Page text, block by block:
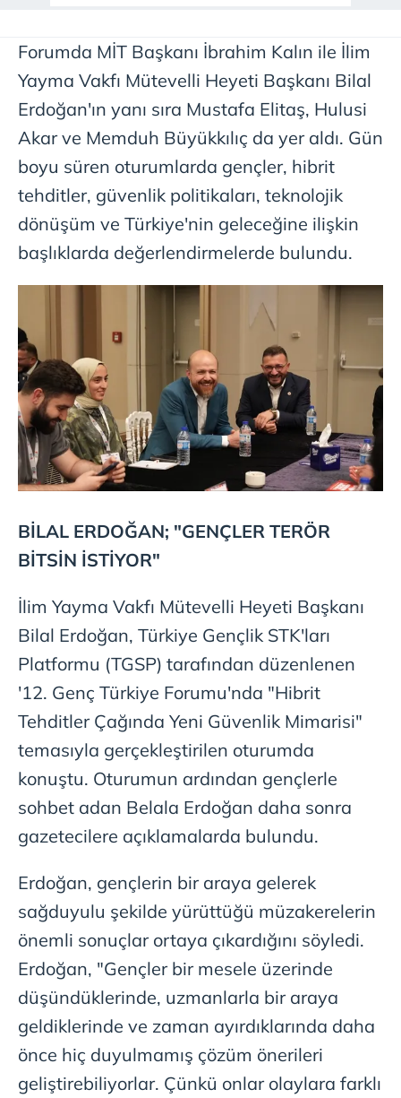
Forumda MİT Başkanı İbrahim Kalın ile İlim
Yayma Vakfı Mütevelli Heyeti Başkanı Bilal
Erdoğan'ın yanı sıra Mustafa Elitaş, Hulusi
Akar ve Memduh Büyükkılıç da yer aldı. Gün
boyu süren oturumlarda gençler, hibrit
tehditler, güvenlik politikaları, teknolojik
dönüşüm ve Türkiye'nin geleceğine ilişkin
başlıklarda değerlendirmelerde bulundu.
BİLAL ERDOĞAN; "GENÇLER TERÖR
BİTSİN İSTİYOR"
İlim Yayma Vakfı Mütevelli Heyeti Başkanı
Bilal Erdoğan, Türkiye Gençlik STK'ları
Platformu (TGSP) tarafından düzenlenen
'12. Genç Türkiye Forumu'nda "Hibrit
Tehditler Çağında Yeni Güvenlik Mimarisi"
temasıyla gerçekleştirilen oturumda
konuştu. Oturumun ardından gençlerle
sohbet adan Belala Erdoğan daha sonra
gazetecilere açıklamalarda bulundu.
Erdoğan, gençlerin bir araya gelerek
sağduyulu şekilde yürüttüğü müzakerelerin
önemli sonuçlar ortaya çıkardığını söyledi.
Erdoğan, "Gençler bir mesele üzerinde
düşündüklerinde, uzmanlarla bir araya
geldiklerinde ve zaman ayırdıklarında daha
önce hiç duyulmamış çözüm önerileri
geliştirebiliyorlar. Çünkü onlar olaylara farklı